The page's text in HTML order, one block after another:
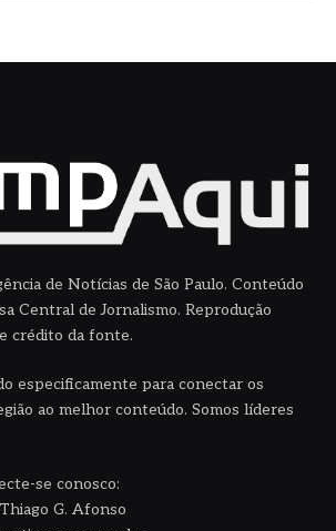
de Notícias de São Paulo. Conteúdo
Central de Jornalismo. Reprodução
crédito da fonte.
especificamente para conectar os
ao melhor conteúdo. Somos líderes
se conosco:
G. Afonso